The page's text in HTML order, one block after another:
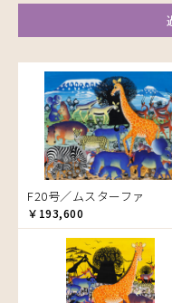
家
イノシシ
イボイノシシ
イルカ
インパラ
うさぎ
お祭り
音楽
カエル
かくれんぼ
～￥10,000
￥30,001～40,000
￥40,001～60,000
￥60,001～80,000
￥80,001～
￥100,001～
Artist
ア行
アウスィー
アキリ
アグネス
アジャバ
アダム
アダムス
アパイ
アバス
アブー
アブダラ
カ行
カケパ
カッシム
ガヨ
カンビリ
ゴッドフレイ
コルンバ
サ行
サイディ
ザチ
サビティ
サランゲ
サンデイ
サンデイビッタ
シャハ
シャバーニ
タ行
チャド
チャリンダ
チワヤ
ドゥケ
ドサ
ナ行
ナココ
ハ行
ハッサーニ
ベッカー
ブッシーリ
マ行
マウラーナ
マトゥカ
マジドゥ
マブサ
ヤ行
ヤッスィーニ（ヤ
ヤフィドゥ
ラシッド.ムズグノ
ラシディ
Size
F3号
F4号
F8号
F12号
F20号
規格外S
規格外M
規格外L
Frame
木枠張り／パネル
アートフレーム
F20号／ムスターファ
￥193,600